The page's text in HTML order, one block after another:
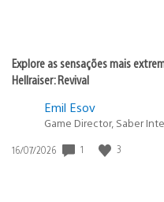
Explore as sensações mais
Hellraiser: Revival
Emil Esov
Game Director, Saber
Data
16/07/2026 1 3